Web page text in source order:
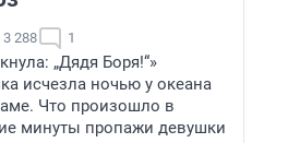
3 288 1
„Дядя Боря!“»
исчезла ночью у океана
Что произошло в
минуты пропажи девушки